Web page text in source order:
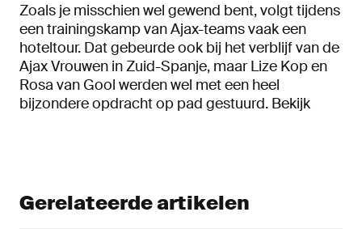
Zoals je misschien wel gewend bent, volgt tijdens
een trainingskamp van Ajax-teams vaak een
hoteltour. Dat gebeurde ook bij het verblijf van de
Ajax Vrouwen in Zuid-Spanje, maar Lize Kop en
Rosa van Gool werden wel met een heel
bijzondere opdracht op pad gestuurd. Bekijk
Gerelateerde artikelen